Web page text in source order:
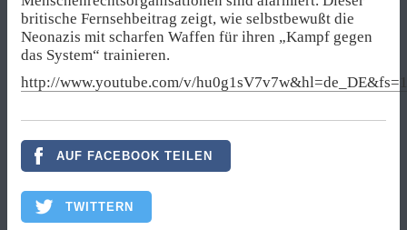
britische Fernsehbeitrag zeigt, wie selbstbewußt die
Neonazis mit scharfen Waffen für ihren „Kampf gegen
das System“ trainieren.
http://www.youtube.com/v/
AUF FACEBOOK TEILEN
TWITTERN